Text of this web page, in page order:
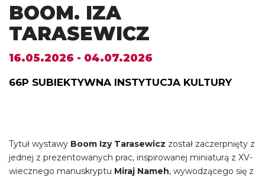
BOOM. IZA
TARASEWICZ
16.05.2026 - 04.07.2026
66P SUBIEKTYWNA INSTYTUCJA KULTURY
Tytuł wystawy Boom Izy Tarasewicz został zaczerpnięty z
jednej z prezentowanych prac, inspirowanej miniaturą z XV-
wiecznego manuskryptu Miraj Nameh, wywodzącego się z